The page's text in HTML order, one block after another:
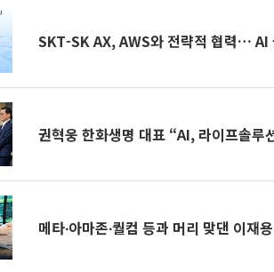
SKT-SK AX, AWS와 전략적 협력… AI
권혁웅 한화생명 대표 “AI, 라이프솔루
메타∙아마존∙퀄컴 등과 머리 맞댄 이